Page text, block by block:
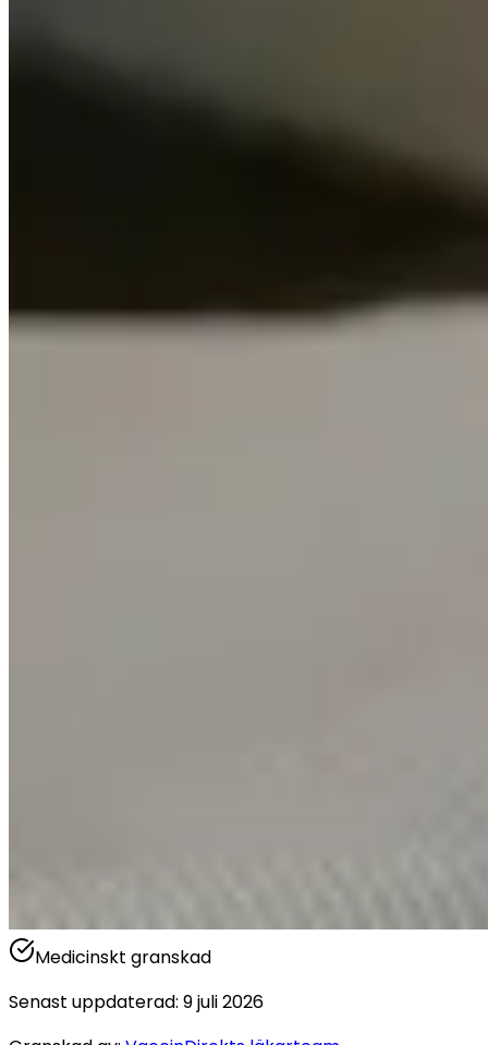
Medicinskt granskad
Senast uppdaterad: 9 juli 2026